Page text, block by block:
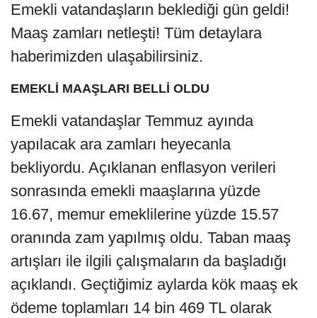
Emekli vatandaşların beklediği gün geldi!
Maaş zamları netleşti! Tüm detaylara
haberimizden ulaşabilirsiniz.
EMEKLİ MAAŞLARI BELLİ OLDU
Emekli vatandaşlar Temmuz ayında
yapılacak ara zamları heyecanla
bekliyordu. Açıklanan enflasyon verileri
sonrasında emekli maaşlarına yüzde
16.67, memur emeklilerine yüzde 15.57
oranında zam yapılmış oldu. Taban maaş
artışları ile ilgili çalışmaların da başladığı
açıklandı. Geçtiğimiz aylarda kök maaş ek
ödeme toplamları 14 bin 469 TL olarak